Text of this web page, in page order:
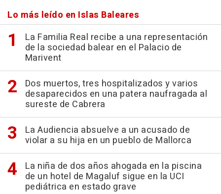
Lo más leído en Islas Baleares
La Familia Real recibe a una representación
de la sociedad balear en el Palacio de
Marivent
Dos muertos, tres hospitalizados y varios
desaparecidos en una patera naufragada al
sureste de Cabrera
La Audiencia absuelve a un acusado de
violar a su hija en un pueblo de Mallorca
La niña de dos años ahogada en la piscina
de un hotel de Magaluf sigue en la UCI
pediátrica en estado grave